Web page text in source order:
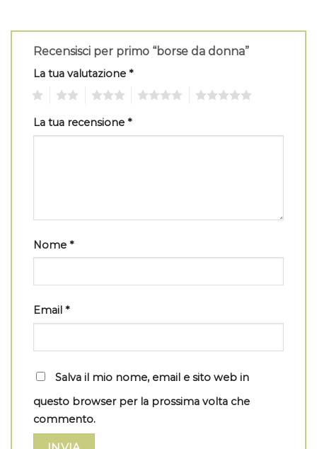
Recensisci per primo “borse da donna”
La tua valutazione *
La tua recensione *
Nome *
Email *
Salva il mio nome, email e sito web in
questo browser per la prossima volta che
commento.